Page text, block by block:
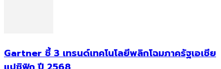
Gartner ชี้ 3 เทรนด์เทคโนโลยีพลิกโฉมภาครัฐเอเชีย